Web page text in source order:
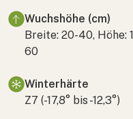
Wuchshöhe (cm)
Breite: 20-40, Höhe:
60
Winterhärte
Z7 (-17,8° bis -12,3°)